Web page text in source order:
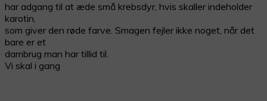
har adgang til at æde små krebsdyr, hvis skaller indeholder
karotin,
som giver den røde farve. Smagen fejler ikke noget, når det
bare er et
dambrug man har tillid til.
Vi skal i gang